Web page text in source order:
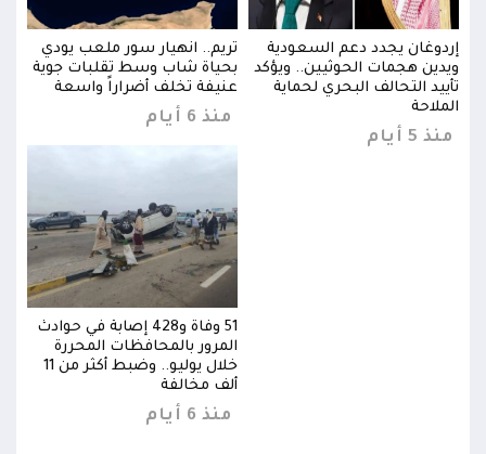
إردوغان يجدد دعم السعودية
ويدين هجمات الحوثيين.. ويؤكد
تأييد التحالف البحري لحماية
الملاحة
منذ 5 أيام
تريم.. انهيار سور ملعب يودي
بحياة شاب وسط تقلبات جوية
عنيفة تخلف أضراراً واسعة
منذ 6 أيام
51 وفاة و428 إصابة في حوادث
المرور بالمحافظات المحررة
خلال يوليو.. وضبط أكثر من 11
ألف مخالفة
منذ 6 أيام